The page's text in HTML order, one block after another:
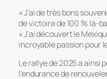
« J’ai de très bons
de victoire de 100 % là-
« J’ai découvert le
incroyable passion pour
Le rallye de 2025 a ainsi
l’endurance de